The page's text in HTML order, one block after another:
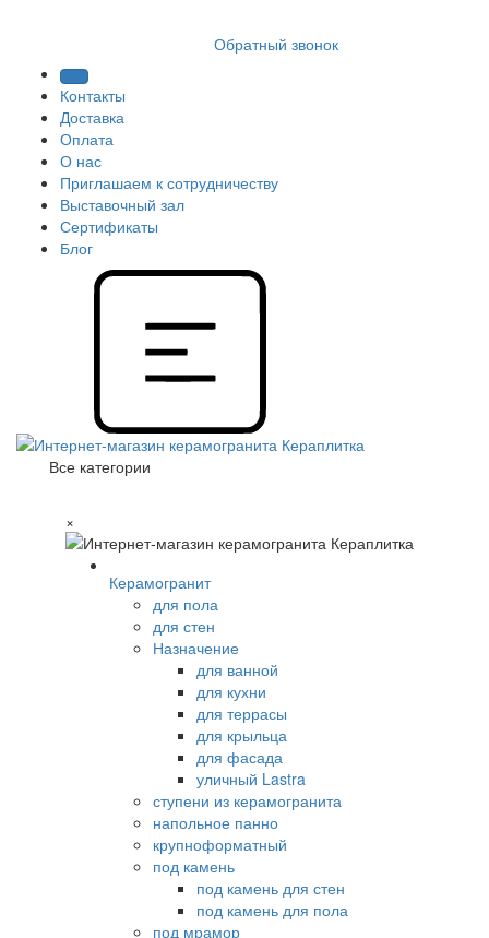
Обратный звонок
Контакты
Доставка
Оплата
О нас
Приглашаем к сотрудничеству
Выставочный зал
Сертификаты
Блог
Все категории
×
Керамогранит
для пола
для стен
Назначение
для ванной
для кухни
для террасы
для крыльца
для фасада
уличный Lastra
ступени из керамогранита
напольное панно
крупноформатный
под камень
под камень для стен
под камень для пола
под мрамор